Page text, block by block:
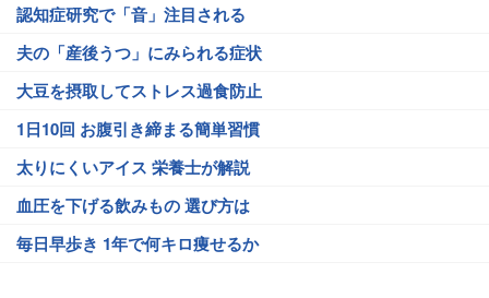
認知症研究で「音」注目される
夫の「産後うつ」にみられる症状
大豆を摂取してストレス過食防止
1日10回 お腹引き締まる簡単習慣
太りにくいアイス 栄養士が解説
血圧を下げる飲みもの 選び方は
毎日早歩き 1年で何キロ痩せるか